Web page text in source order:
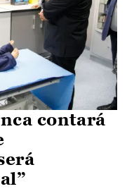
contará